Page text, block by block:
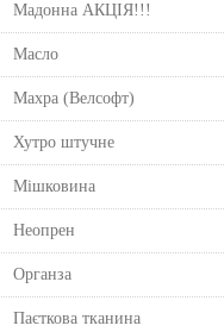
Мадонна АКЦІЯ!!!
Масло
Махра (Велсофт)
Хутро штучне
Мішковина
Неопрен
Органза
Паєткова тканина